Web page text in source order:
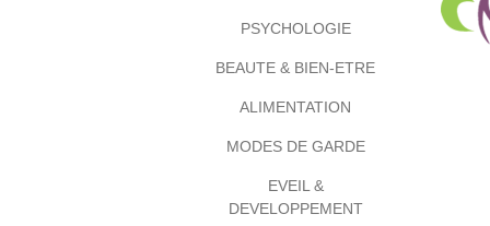
PSYCHOLOGIE
BEAUTE & BIEN-ETRE
ALIMENTATION
MODES DE GARDE
EVEIL &
DEVELOPPEMENT